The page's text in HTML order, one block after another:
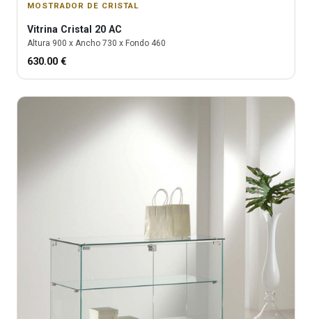
MOSTRADOR DE CRISTAL
Vitrina Cristal 20 AC
Altura 900 x Ancho 730 x Fondo 460
630.00 €